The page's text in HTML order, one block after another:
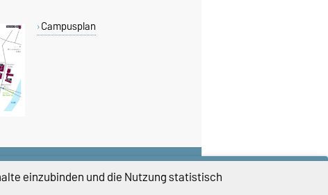
Campusplan
DIESE SEITE
einzubinden und die Nutzung statistisch